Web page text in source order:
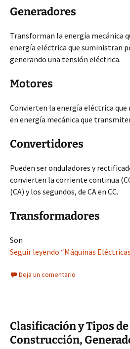
Generadores
Transforman la energía mecánica
energía eléctrica que suministran
generando una tensión eléctrica.
Motores
Convierten la energía eléctrica que
en energía mecánica que
Convertidores
Pueden ser onduladores y
convierten la corriente continua
(CA) y los segundos, de CA en CC.
Transformadores
Son
Seguir leyendo “Máquinas
Deja un comentario
Clasificación y Tipos
Construcción,